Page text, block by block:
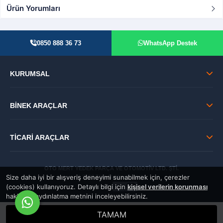
Size daha iyi bir alışveriş deneyimi sunabilmek için, çerezler
(cookies) kullanıyoruz. Detaylı bilgi için kişisel verilerin korunması
hakkında aydınlatma metnini inceleyebilirsiniz.
TAMAM
Ürün Yorumları
0850 888 36 73 WhatsApp Destek
KURUMSAL
BİNEK ARAÇLAR
TİCARİ ARAÇLAR
OTO MERT YEDEK PARÇA VE OTOMOTİV LTD. ŞTİ.
© 2026 Tüm Hakları Saklıdır.
GÜVENLİ: